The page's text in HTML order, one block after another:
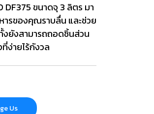
ขนาดจุ 3 ลิตร มา
ารของคุณราบลื่น และช่วย
งยังสามารถถอดชิ้นส่วน
ง่ายไร้กังวล
Us